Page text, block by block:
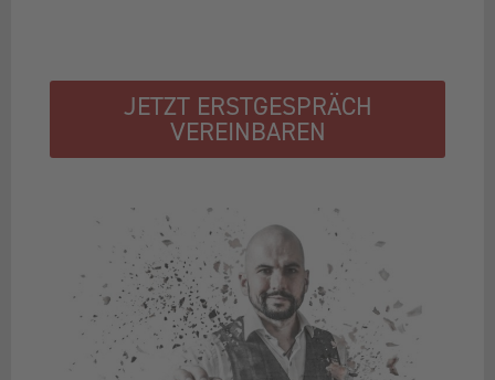
JETZT ERSTGESPRÄCH
VEREINBAREN